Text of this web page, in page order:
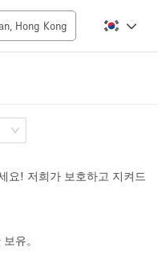
5000+ sq ft
요! 저희가 보호하고 지켜드
유。